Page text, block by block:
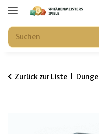
Zurück zur Liste